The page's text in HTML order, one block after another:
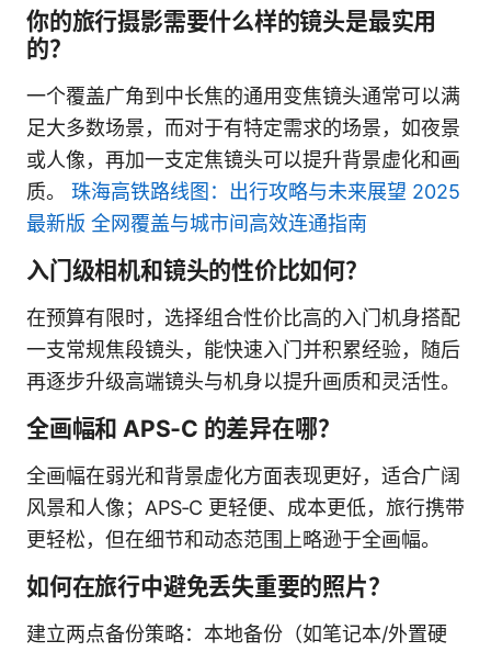
你的旅行摄影需要什么样的镜头是最实用
的？
一个覆盖广角到中长焦的通用变焦镜头通常可以满
足大多数场景，而对于有特定需求的场景，如夜景
或人像，再加一支定焦镜头可以提升背景虚化和画
质。 珠海高铁路线图：出行攻略与未来展望 2025
最新版 全网覆盖与城市间高效连通指南
入门级相机和镜头的性价比如何？
在预算有限时，选择组合性价比高的入门机身搭配
一支常规焦段镜头，能快速入门并积累经验，随后
再逐步升级高端镜头与机身以提升画质和灵活性。
全画幅和 APS‑C 的差异在哪？
全画幅在弱光和背景虚化方面表现更好，适合广阔
风景和人像；APS‑C 更轻便、成本更低，旅行携带
更轻松，但在细节和动态范围上略逊于全画幅。
如何在旅行中避免丢失重要的照片？
建立两点备份策略：本地备份（如笔记本/外置硬